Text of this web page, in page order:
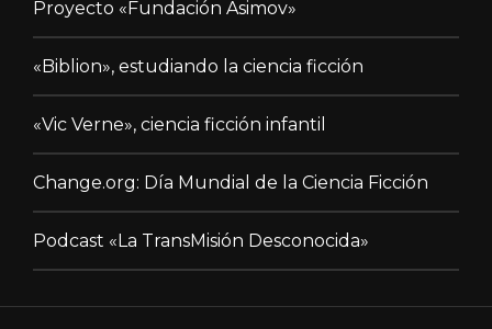
Proyecto «Fundación Asimov»
«Biblion», estudiando la ciencia ficción
«Vic Verne», ciencia ficción infantil
Change.org: Día Mundial de la Ciencia Ficción
Podcast «La TransMisión Desconocida»